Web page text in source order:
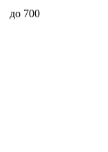
до 700